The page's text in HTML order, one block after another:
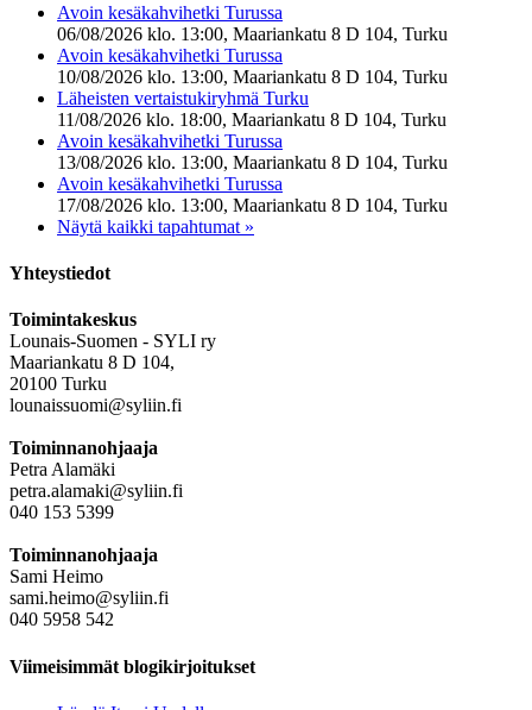
Avoin kesäkahvihetki Turussa
06/08/2026 klo. 13:00, Maariankatu 8 D 104, Turku
Avoin kesäkahvihetki Turussa
10/08/2026 klo. 13:00, Maariankatu 8 D 104, Turku
Läheisten vertaistukiryhmä Turku
11/08/2026 klo. 18:00, Maariankatu 8 D 104, Turku
Avoin kesäkahvihetki Turussa
13/08/2026 klo. 13:00, Maariankatu 8 D 104, Turku
Avoin kesäkahvihetki Turussa
17/08/2026 klo. 13:00, Maariankatu 8 D 104, Turku
Näytä kaikki tapahtumat »
Yhteystiedot
Toimintakeskus
Lounais-Suomen - SYLI ry
Maariankatu 8 D 104,
20100 Turku
lounaissuomi@syliin.fi
Toiminnanohjaaja
Petra Alamäki
petra.alamaki@syliin.fi
040 153 5399
Toiminnanohjaaja
Sami Heimo
sami.heimo@syliin.fi
040 5958 542
Viimeisimmät blogikirjoitukset